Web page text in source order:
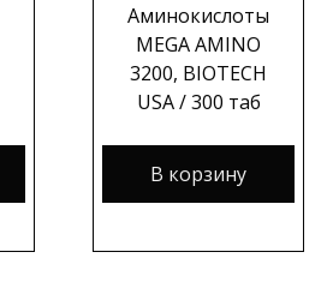
Аминокислоты
MEGA AMINO
3200, BIOTECH
USA / 300 таб
В корзину